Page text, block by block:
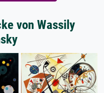
von Wassily